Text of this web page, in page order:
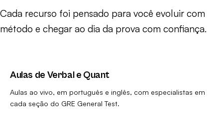
Cada recurso foi pensado para você evoluir com
método e chegar ao dia da prova com confiança.
Aulas de Verbal e Quant
Aulas ao vivo, em português e inglês, com especialistas em
cada seção do GRE General Test.